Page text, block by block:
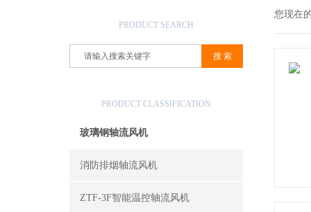
PRODUCT SEARCH
PRODUCT CLASSIFICATION
玻璃钢轴流风机
消防排烟轴流风机
ZTF-3F智能温控轴流风机
您现在